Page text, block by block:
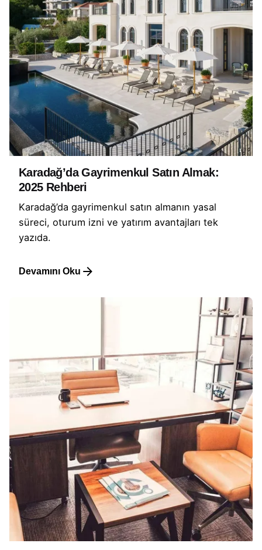
Karadağ’da Gayrimenkul Satın Almak:
2025 Rehberi
Karadağ’da gayrimenkul satın almanın yasal
süreci, oturum izni ve yatırım avantajları tek
yazıda.
Devamını Oku